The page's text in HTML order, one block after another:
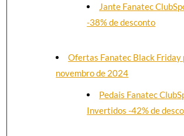
Jante Fanatec
-38% de desconto
Ofertas Fanatec Black Friday
novembro de 2024
Pedais Fanatec
Invertidos -42% de